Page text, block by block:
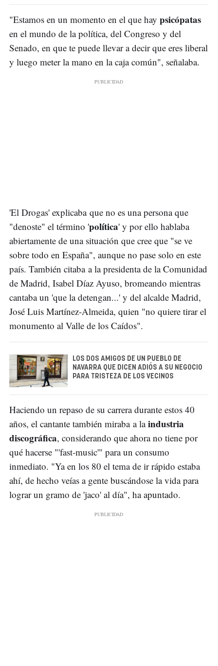
"Estamos en un momento en el que hay psicópatas
en el mundo de la política, del Congreso y del
Senado, en que te puede llevar a decir que eres liberal
y luego meter la mano en la caja común", señalaba.
'El Drogas' explicaba que no es una persona que
"denoste" el término 'política' y por ello hablaba
abiertamente de una situación que cree que "se ve
sobre todo en España", aunque no pase solo en este
país. También citaba a la presidenta de la Comunidad
de Madrid, Isabel Díaz Ayuso, bromeando mientras
cantaba un 'que la detengan...' y del alcalde Madrid,
José Luis Martínez-Almeida, quien "no quiere tirar el
monumento al Valle de los Caídos".
LOS DOS AMIGOS DE UN PUEBLO DE
NAVARRA QUE DICEN ADIÓS A SU NEGOCIO
PARA TRISTEZA DE LOS VECINOS
Haciendo un repaso de su carrera durante estos 40
años, el cantante también miraba a laindustria
discográfica, considerando que ahora no tiene por
qué hacerse "'fast-music'" para un consumo
inmediato. "Ya en los 80 el tema de ir rápido estaba
ahí, de hecho veías a gente buscándose la vida para
lograr un gramo de 'jaco' al día", ha apuntado.